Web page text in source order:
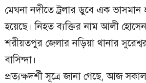
মেঘনা নদীতে ট্রলার ডুবে এক ভাসমান
হয়েছে। নিহত ব্যক্তির নাম আলী
শরীয়তপুর জেলার নড়িয়া থানার
বাসিন্দা।
প্রত্যক্ষদর্শী সূত্রে জানা গেছে, আজ